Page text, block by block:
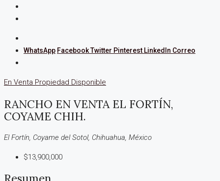
WhatsApp FacebookTwitter Pinterest LinkedIn Correo
En Venta Propiedad Disponible
RANCHO EN VENTA EL FORTÍN,
COYAME CHIH.
El Fortín, Coyame del Sotol, Chihuahua, México
$13,900,000